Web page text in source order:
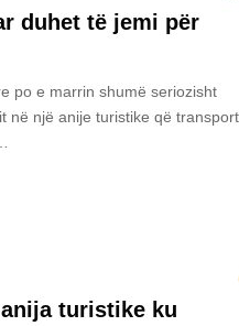
duhet të jemi për
po e marrin shumë seriozisht
në një anije turistike që
turistike ku